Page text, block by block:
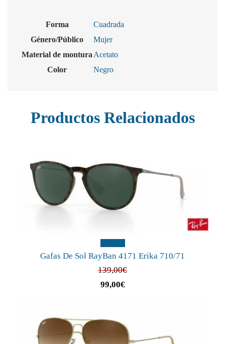
Forma
Cuadrada
Género/Público
Mujer
Material de montura Acetato
Color
Negro
Productos Relacionados
Gafas De Sol RayBan 4171 Erika 710/71
139,00€
99,00€